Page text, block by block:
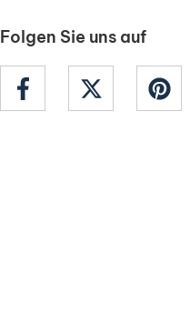
Folgen Sie uns auf